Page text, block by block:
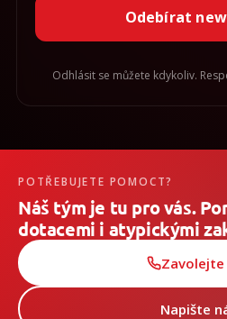
Odebírat
Odhlásit se můžete kdykoliv.
POTŘEBUJETE POMOCT?
Náš tým je tu pro vás.
dotacemi i atypickými
Zavolejte
Napište